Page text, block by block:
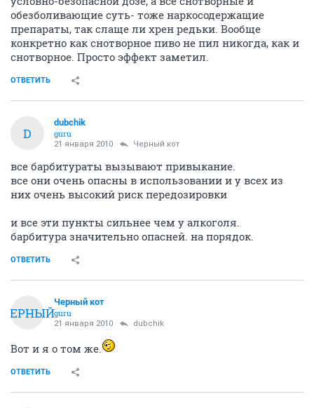
обезболивающие суть- тоже наркосодержащие
препараты, так слаще ли хрен редьки. Вообще
конкретно как снотворное пиво не пил никогда, как и
снотворное. Просто эффект заметил.
ОТВЕТИТЬ
D
dubchik
guru
21 января 2010 Черный кот
все барбитураты вызывают привыкание.
все они очень опасны в использовании и у всех из
них очень высокий риск передозировки
и все эти пункты сильнее чем у алкоголя.
барбитура значительно опасней. на порядок.
ОТВЕТИТЬ
ЧЕРНЫЙ
Черный кот
guru
21 января 2010 dubchik
Вот и я о том же.
ОТВЕТИТЬ